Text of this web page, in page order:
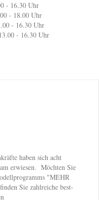
- 16.30 Uhr
- 18.00 Uhr
- 16.30 Uhr
- 16.30 Uhr
haben sich acht
erwiesen. Möchten Sie
"MEHR
Sie zahlreiche best-